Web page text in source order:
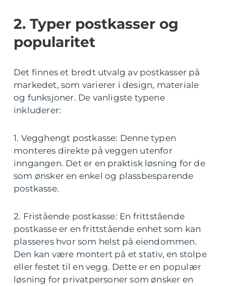
2. Typer postkasser og
popularitet
Det finnes et bredt utvalg av postkasser på
markedet, som varierer i design, materiale
og funksjoner. De vanligste typene
inkluderer:
1. Vegghengt postkasse: Denne typen
monteres direkte på veggen utenfor
inngangen. Det er en praktisk løsning for de
som ønsker en enkel og plassbesparende
postkasse.
2. Fristående postkasse: En frittstående
postkasse er en frittstående enhet som kan
plasseres hvor som helst på eiendommen.
Den kan være montert på et stativ, en stolpe
eller festet til en vegg. Dette er en populær
løsning for privatpersoner som ønsker en